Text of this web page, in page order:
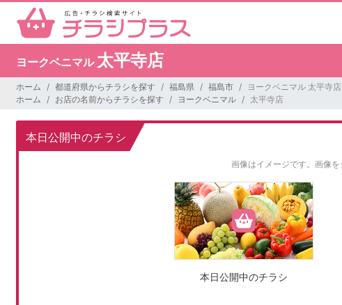
ヨークベニマル 太平寺店
ホーム 都道府県からチラシを探す 福島県 福島市
ヨークベニマル 太平寺店
ホーム
お店の名前からチラシを探す ヨークベニマル 太平寺店
本日公開中のチラシ
画像はイメージです。 画像を
本日公開中のチラシ